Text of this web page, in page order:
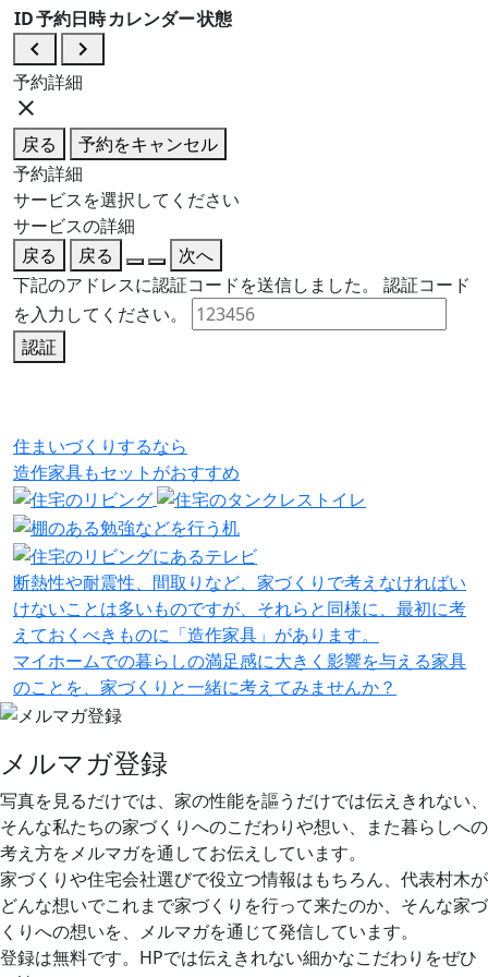
ID予約日時カレンダー状態
navigate_before navigate_next
予約詳細
close
戻る
予約をキャンセル
予約詳細
サービスを選択してください
サービスの詳細
戻る
戻る
次へ
下記のアドレスに認証コードを送信しました。
認証コード
を入力してください。
認証
住まいづくりするなら
造作家具もセット がおすすめ
断熱性や耐震性、間取りなど、家づくりで考えなければい
けないことは多いものですが、それらと同様に、最初に考
えておくべきものに「造作家具」があります。
マイホームでの暮らしの満足感に大きく影響を与える家具
のことを、家づくりと一緒に考えてみませんか？
メルマガ登録
写真を見るだけでは、家の性能を謳うだけでは伝えきれない、
そんな私たちの家づくりへのこだわりや想い、また暮らしへの
考え方をメルマガを通してお伝えしています。
家づくりや住宅会社選びで役立つ情報はもちろん、代表村木が
どんな想いでこれまで家づくりを行って来たのか、そんな家づ
くりへの想いを、メルマガを通じて発信しています。
登録は無料です。HPでは伝えきれない細かなこだわりをぜひ